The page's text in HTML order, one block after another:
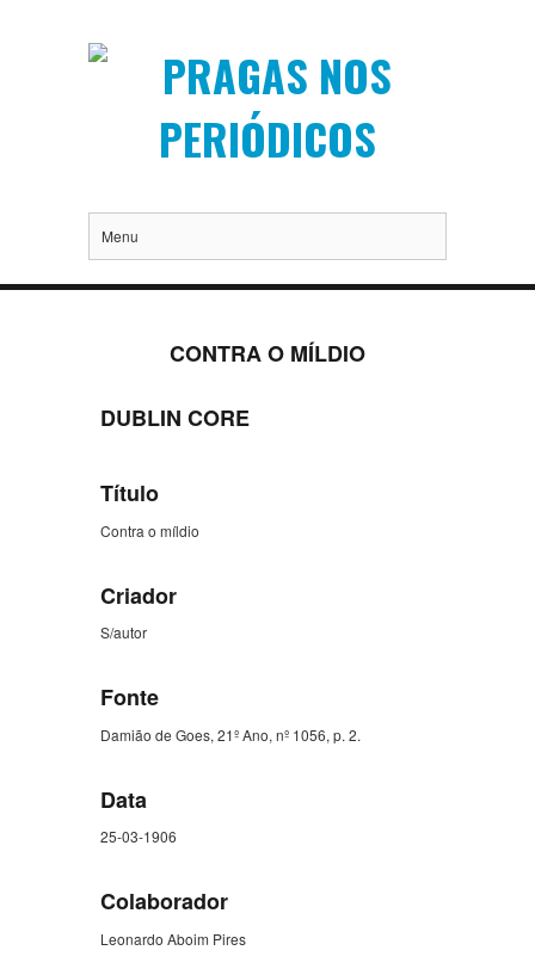
Menu
CONTRA O MÍLDIO
DUBLIN CORE
Título
Contra o míldio
Criador
S/autor
Fonte
Damião de Goes, 21º Ano, nº 1056, p. 2.
Data
25-03-1906
Colaborador
Leonardo Aboim Pires